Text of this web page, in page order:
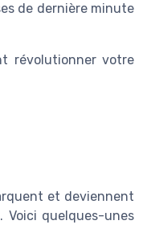
de dernière minute
révolutionner votre
et deviennent
Voici quelques-unes